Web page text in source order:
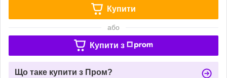
Купити
або
Купити з
Що таке купити з Пром?